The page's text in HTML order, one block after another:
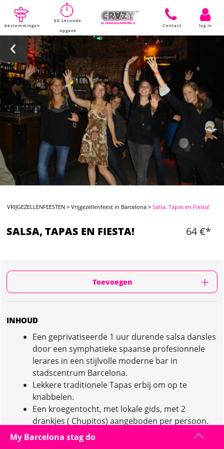
bestemmingen
60 seconde
opgave
Contact log in
VRIJGEZELLENFEESTEN >Vrijgezellenfeest in Barcelona >Salsa, Tapas en Fiesta!
SALSA, TAPAS EN FIESTA! 64 €*
Toevoegen
INHOUD
Een geprivatiseerde 1 uur durende salsa dansles
door een symphatieke spaanse profesionnele
lerares in een stijlvolle moderne bar in
stadscentrum Barcelona.
Lekkere traditionele Tapas erbij om op te
knabbelen.
Een kroegentocht, met lokale gids, met 2
drankjes ( Chupitos) aangeboden per persoon.
Toegang tot een hele goede nachtclub in
Barcelona voor de hele groep, onder begeleiding
My Barcelona stag do